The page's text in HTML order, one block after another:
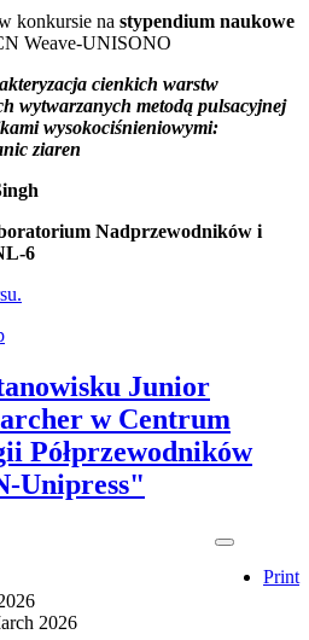
konkursie na stypendium naukowe
Weave-UNISONO
cienkich warstw
wytwarzanych metodą pulsacyjnej
wysokociśnieniowymi:
ziaren
Nadprzewodników i
6
Junior
w Centrum
Półprzewodników
Unipress"
Print
2026